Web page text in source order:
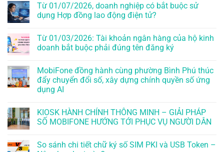
Từ 01/07/2026, doanh nghiệp có bắt buộc sử
dụng Hợp đồng lao động điện tử?
Từ 01/03/2026: Tài khoản ngân hàng của hộ kinh
doanh bắt buộc phải đúng tên đăng ký
MobiFone đồng hành cùng phường Bình Phú thúc
đẩy chuyển đổi số, xây dựng chính quyền số ứng
dụng AI
KIOSK HÀNH CHÍNH THÔNG MINH – GIẢI PHÁP
SỐ MOBIFONE HƯỚNG TỚI PHỤC VỤ NGƯỜI DÂN
So sánh chi tiết chữ ký số SIM PKI và USB Token –